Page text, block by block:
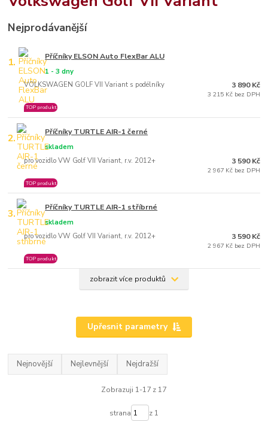
Nejprodávanější
1. Příčníky ELSON Auto FlexBar ALU
VOLKSWAGEN GOLF VII Variant s podélníky
1 - 3 dny
TOP produkt
3 890 Kč
3 215 Kč bez DPH
2. Příčníky TURTLE AIR-1 černé
pro vozidlo VW Golf VII Variant, r.v. 2012+
skladem
TOP produkt
3 590 Kč
2 967 Kč bez DPH
3. Příčníky TURTLE AIR-1 stříbrné
pro vozidlo VW Golf VII Variant, r.v. 2012+
skladem
TOP produkt
3 590 Kč
2 967 Kč bez DPH
zobrazit více produktů
Upřesnit parametry
Nejnovější Nejlevnější Nejdražší
Zobrazuji 1-17 z 17
strana z 1